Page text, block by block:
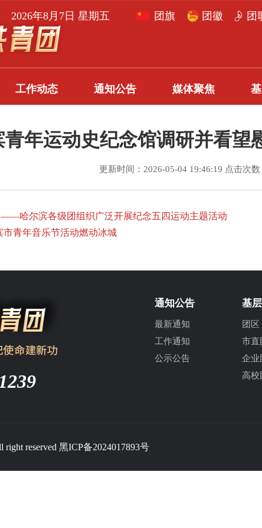
2026年8月7日 星期五 团旗 团徽 团
工作动态 通知公告 媒体聚焦
年运动史纪念馆调研并看望
更新时间：2026-05-04 19:46:19 点击次数
哈尔滨各级团组织广泛开展纪念五四运动主题活动
青年音乐节活动燃动冰城
通知公告
最新通知
工作通知
公示公告
基
团
市直
企业
高校
reserved 黑ICP备2024017893号